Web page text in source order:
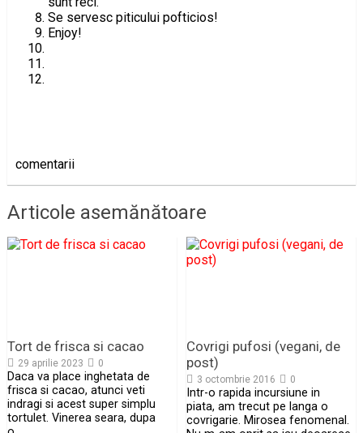
Se servesc piticului pofticios!
Enjoy!
comentarii
Articole asemănătoare
Tort de frisca si cacao
29 aprilie 2023 0
Daca va place inghetata de
frisca si cacao, atunci veti
indragi si acest super simplu
tortulet. Vinerea seara, dupa
Covrigi pufosi (vegani, de
post)
3 octombrie 2016 0
Intr-o rapida incursiune in
piata, am trecut pe langa o
covrigarie. Mirosea fenomenal.